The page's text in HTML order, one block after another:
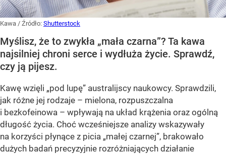
Kawa / Źródło: Shutterstock
Myślisz, że to zwykła „mała czarna”? Ta kawa
najsilniej chroni serce i wydłuża życie. Sprawdź,
czy ją pijesz.
Kawę wzięli „pod lupę” australijscy naukowcy. Sprawdzili,
jak różne jej rodzaje – mielona, rozpuszczalna
i bezkofeinowa – wpływają na układ krążenia oraz ogólną
długość życia. Choć wcześniejsze analizy wskazywały
na korzyści płynące z picia „małej czarnej”, brakowało
dużych badań precyzyjnie rozróżniających działanie